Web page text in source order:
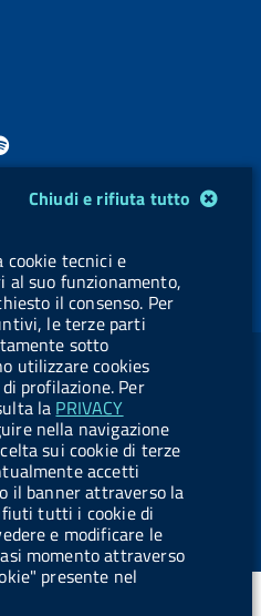
Chiudi e rifiuta tutto
tecnici e
al suo funzionamento,
il consenso. Per
le terze parti
sotto
utilizzare cookies
profilazione. Per
la PRIVACY
nella navigazione
sui cookie di terze
accetti
il banner attraverso la
tutti i cookie di
e modificare le
momento attraverso
presente nel
l
a
l
.
b
u
t
t
o
n
.
s
p
o